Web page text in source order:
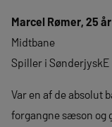
Marcel Rømer, 25 år
Midtbane
Spiller i SønderjyskE
Var en af de absolut
forgangne sæson og